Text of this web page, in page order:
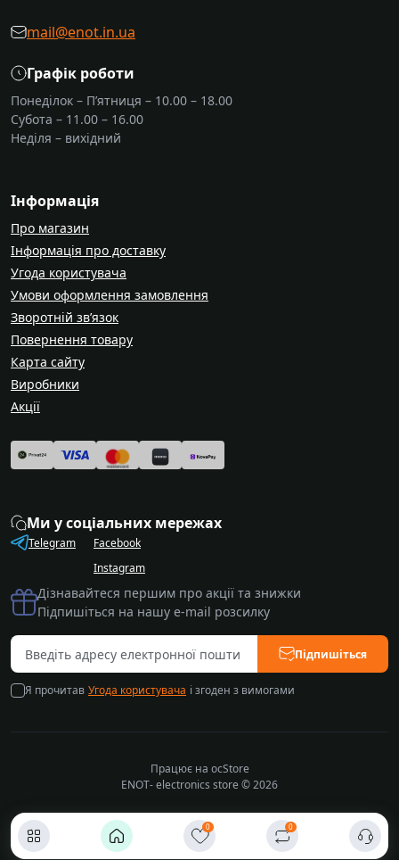
0 0
mail@enot.in.ua
Графік роботи
Понеділок – П’ятниця – 10.00 – 18.00
Субота – 11.00 – 16.00
Неділя – вихідний
Інформація
Про магазин
Інформація про доставку
Угода користувача
Умови оформлення замовлення
Зворотній зв’язок
Повернення товару
Карта сайту
Виробники
Акції
Ми у соціальних мережах
Telegram
Facebook
Instagram
Дізнавайтеся першим про акції та знижки
Підпишіться на нашу e-mail розсилку
Підпишіться
Я прочитав Угода користувача і згоден з вимогами
Працює на ocStore
ENOT- electronics store © 2026